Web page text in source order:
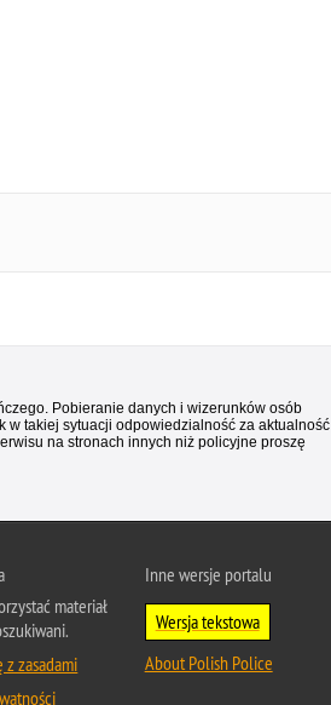
Pobieranie danych i wizerunków osób
w takiej sytuacji odpowiedzialność za aktualność
na stronach innych niż policyjne proszę
materiał
z zasadami
Inne wersje portalu
Wersja tekstowa
About Polish Police